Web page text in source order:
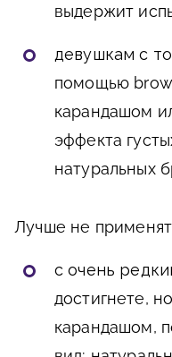
выдержит
девушкам с
помощью
карандашом
эффекта
натуральных
Лучше не
с очень
достигнете,
карандашом,